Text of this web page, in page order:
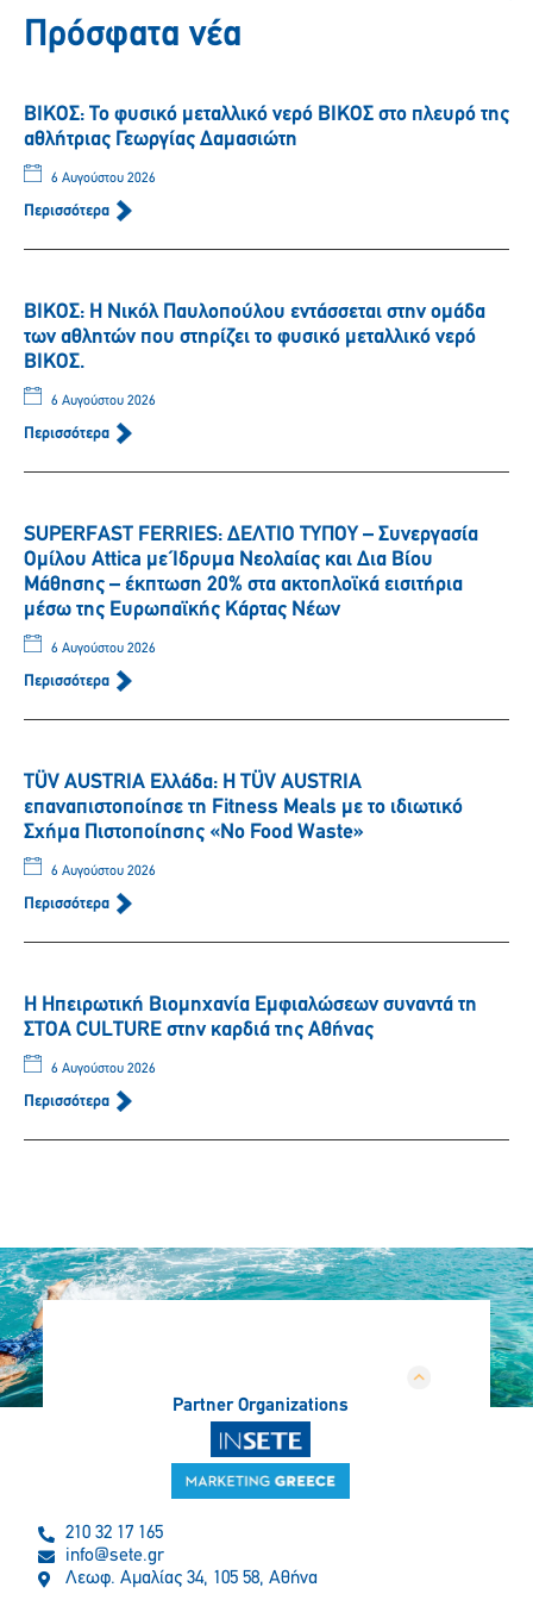
Πρόσφατα νέα
ΒΙΚΟΣ: Το φυσικό μεταλλικό νερό ΒΙΚΟΣ στο πλευρό της
αθλήτριας Γεωργίας Δαμασιώτη
6 Αυγούστου 2026
Περισσότερα
ΒΙΚΟΣ: Η Νικόλ Παυλοπούλου εντάσσεται στην ομάδα
των αθλητών που στηρίζει το φυσικό μεταλλικό νερό
ΒΙΚΟΣ.
6 Αυγούστου 2026
Περισσότερα
SUPERFAST FERRIES: ΔΕΛΤΙΟ ΤΥΠΟΥ – Συνεργασία
Ομίλου Attica με Ίδρυμα Νεολαίας και Δια Βίου
Μάθησης – έκπτωση 20% στα ακτοπλοϊκά εισιτήρια
μέσω της Ευρωπαϊκής Κάρτας Νέων
6 Αυγούστου 2026
Περισσότερα
TÜV AUSTRIA Ελλάδα: Η TÜV AUSTRIA
επαναπιστοποίησε τη Fitness Meals με το ιδιωτικό
Σχήμα Πιστοποίησης «No Food Waste»
6 Αυγούστου 2026
Περισσότερα
Η Ηπειρωτική Βιομηχανία Εμφιαλώσεων συναντά τη
ΣΤΟΑ CULTURE στην καρδιά της Αθήνας
6 Αυγούστου 2026
Περισσότερα
Partner Organizations
210 32 17 165
info@sete.gr
Λεωφ. Αμαλίας 34, 105 58, Αθήνα